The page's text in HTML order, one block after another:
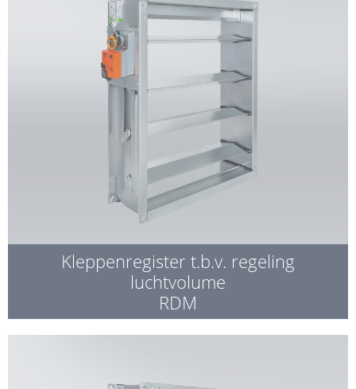
Kleppenregister t.b.v. regeling
luchtvolume
RDM